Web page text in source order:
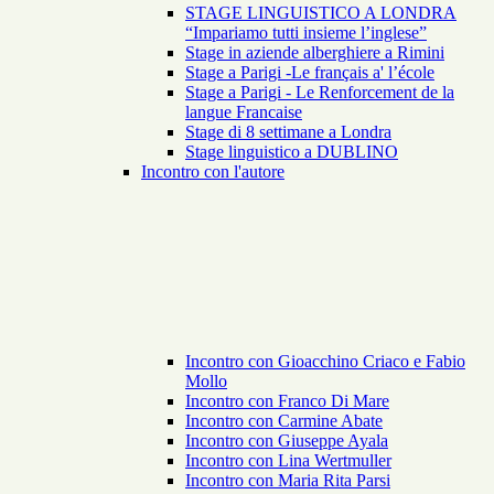
STAGE LINGUISTICO A LONDRA
“Impariamo tutti insieme l’inglese”
Stage in aziende alberghiere a Rimini
Stage a Parigi -Le français a' l’école
Stage a Parigi - Le Renforcement de la
langue Francaise
Stage di 8 settimane a Londra
Stage linguistico a DUBLINO
Incontro con l'autore
Incontro con Gioacchino Criaco e Fabio
Mollo
Incontro con Franco Di Mare
Incontro con Carmine Abate
Incontro con Giuseppe Ayala
Incontro con Lina Wertmuller
Incontro con Maria Rita Parsi